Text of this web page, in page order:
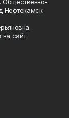
Нефтекамск.
на сайт